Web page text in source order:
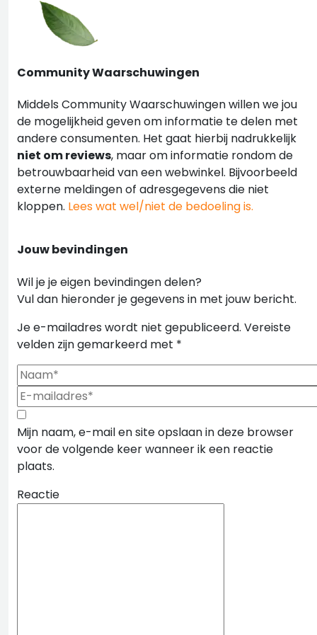
Community Waarschuwingen
Middels Community Waarschuwingen willen we jou
de mogelijkheid geven om informatie te delen met
andere consumenten. Het gaat hierbij nadrukkelijk
niet om reviews, maar om informatie rondom de
betrouwbaarheid van een webwinkel. Bijvoorbeeld
externe meldingen of adresgegevens die niet
kloppen. Lees wat wel/niet de bedoeling is.
Jouw bevindingen
Wil je je eigen bevindingen delen?
Vul dan hieronder je gegevens in met jouw bericht.
Je e-mailadres wordt niet gepubliceerd. Vereiste
velden zijn gemarkeerd met *
Mijn naam, e-mail en site opslaan in deze browser
voor de volgende keer wanneer ik een reactie
plaats.
Reactie